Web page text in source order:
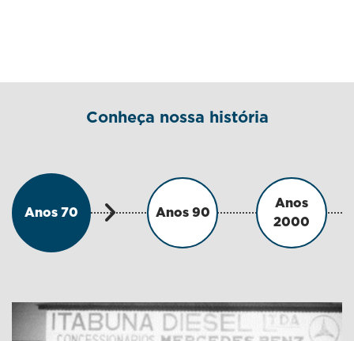
Conheça nossa história
Anos 70 Anos 90
Anos
2000